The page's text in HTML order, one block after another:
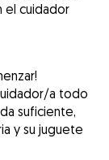
el cuidador
a todo
suficiente,
y su juguete